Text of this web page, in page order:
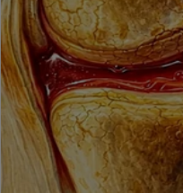
Clique no link abaixo:
https://
O Brasil precisa de você!
Caso queira, doe qualquer